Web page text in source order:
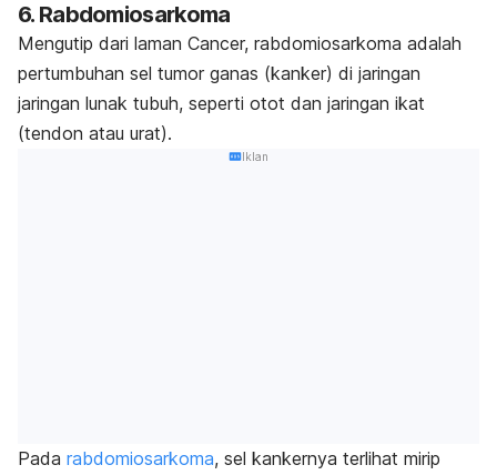
6. Rabdomiosarkoma
Mengutip dari laman Cancer, rabdomiosarkoma adalah
pertumbuhan sel tumor ganas (kanker) di jaringan
jaringan lunak tubuh, seperti otot dan jaringan ikat
(tendon atau urat).
Iklan
Pada rabdomiosarkoma, sel kankernya terlihat mirip